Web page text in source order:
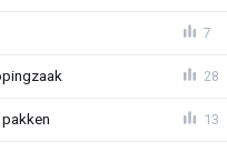
7
28
13